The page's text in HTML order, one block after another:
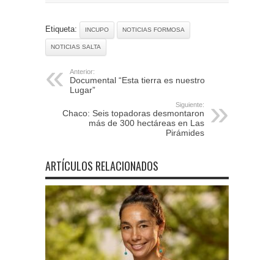
Etiqueta: INCUPO NOTICIAS FORMOSA
NOTICIAS SALTA
Anterior:
Documental “Esta tierra es nuestro
Lugar”
Siguiente:
Chaco: Seis topadoras desmontaron
más de 300 hectáreas en Las
Pirámides
ARTÍCULOS RELACIONADOS